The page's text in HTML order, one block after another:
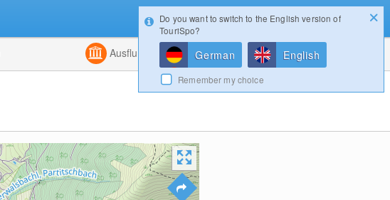
Kombiniert
Ausflugsziele Magazin
Login
Do you want to switch to the English version of
TouriSpo?
German English
Remember my choice
Konfigurator Gewinnspiele